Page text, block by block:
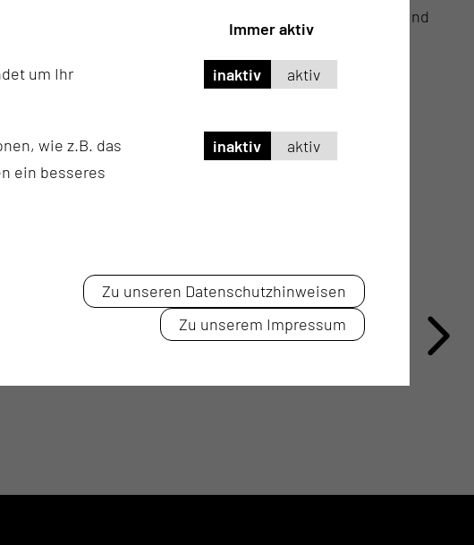
oder Mammazysten), sowie Liquor (Hirnflüssigkeit) und
der verschieden Zellarten und Zellanomalien beurteilt.
Immer aktiv
um Ihr
inaktiv aktiv
wie z.B. das
ein besseres
inaktiv aktiv
Zu unseren Datenschutzhinweisen
Zu unserem Impressum